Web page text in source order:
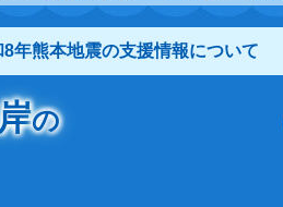
8年熊本地震の支援情報について
の